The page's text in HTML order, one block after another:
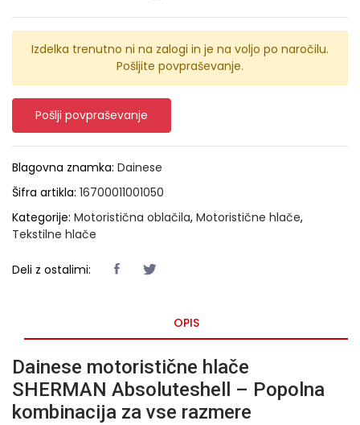
Izdelka trenutno ni na zalogi in je na voljo po naročilu.
Pošljite povpraševanje.
Pošlji povpraševanje
Blagovna znamka: Dainese
Šifra artikla: 16700011001050
Kategorije: Motoristična oblačila, Motoristične hlače,
Tekstilne hlače
Deli z ostalimi:
OPIS
Dainese motoristične hlače
SHERMAN Absoluteshell – Popolna
kombinacija za vse razmere